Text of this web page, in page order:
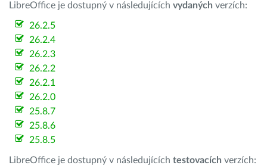
LibreOffice je dostupný v následujících vydaných verzích:
26.2.5
26.2.4
26.2.3
26.2.2
26.2.1
26.2.0
25.8.7
25.8.6
25.8.5
LibreOffice je dostupný v následujících testovacích verzích: